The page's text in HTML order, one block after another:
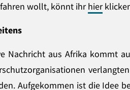
wollt, könnt ihrhier
Nachricht aus Afrika kommt
Aufgekommen ist die Idee